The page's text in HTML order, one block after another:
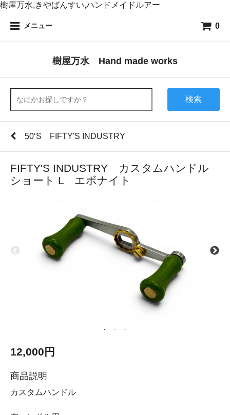
樹屋万水,きやばんすい,ハンドメイドルアー
メニュー 0
樹屋万水 Hand made works
検索
50‘S FIFTY'S INDUSTRY
FIFTY'S INDUSTRY カスタムハンドル
ショート L エボナイト
12,000円
商品説明
カスタムハンドル